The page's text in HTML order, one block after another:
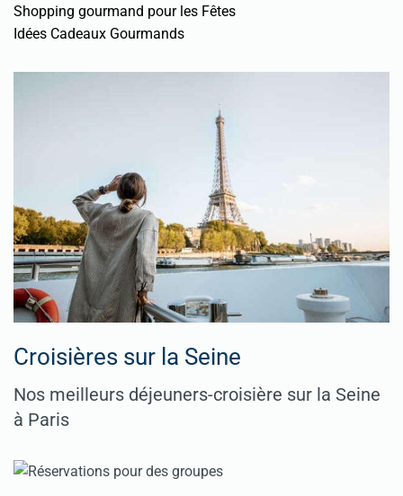
Shopping gourmand pour les Fêtes
Idées Cadeaux Gourmands
Croisières sur la Seine
Nos meilleurs déjeuners-croisière sur la Seine
à Paris